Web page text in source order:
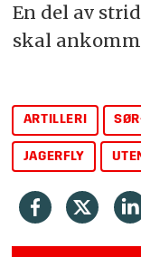
En del av
skal
ARTILLERI
JAGERFLY